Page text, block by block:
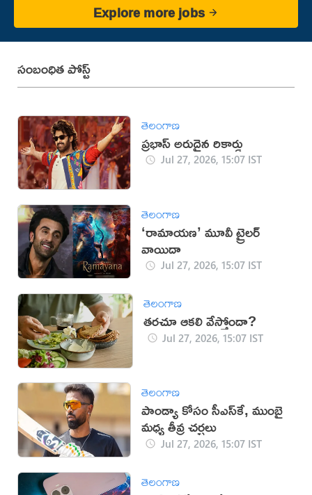
Explore more jobs
సంబంధిత పోస్ట్
తెలంగాణ
ప్రభాస్ అరుదైన రికార్డు
Jul 27, 2026, 15:07 IST
తెలంగాణ
‘రామాయణ’ మూవీ ట్రైలర్
వాయిదా
Jul 27, 2026, 15:07 IST
తెలంగాణ
తరచూ ఆకలి వేస్తోందా?
Jul 27, 2026, 15:07 IST
తెలంగాణ
పాండ్యా కోసం సీఎస్‌కే, ముంబై
మధ్య తీవ్ర చర్చలు
Jul 27, 2026, 15:07 IST
తెలంగాణ